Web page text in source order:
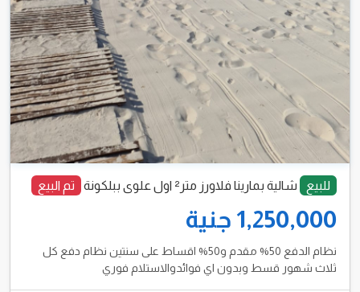
للبيع شالية بمارينا فلاورز متر² اول علوى ببلكونة تم البيع
1,250,000 جنية
نظام الدفع 50% مقدم و50% اقساط على سنتين نظام دفع كل
ثلاث شهور قسط وبدون اي فوائدوالاستلام فوري